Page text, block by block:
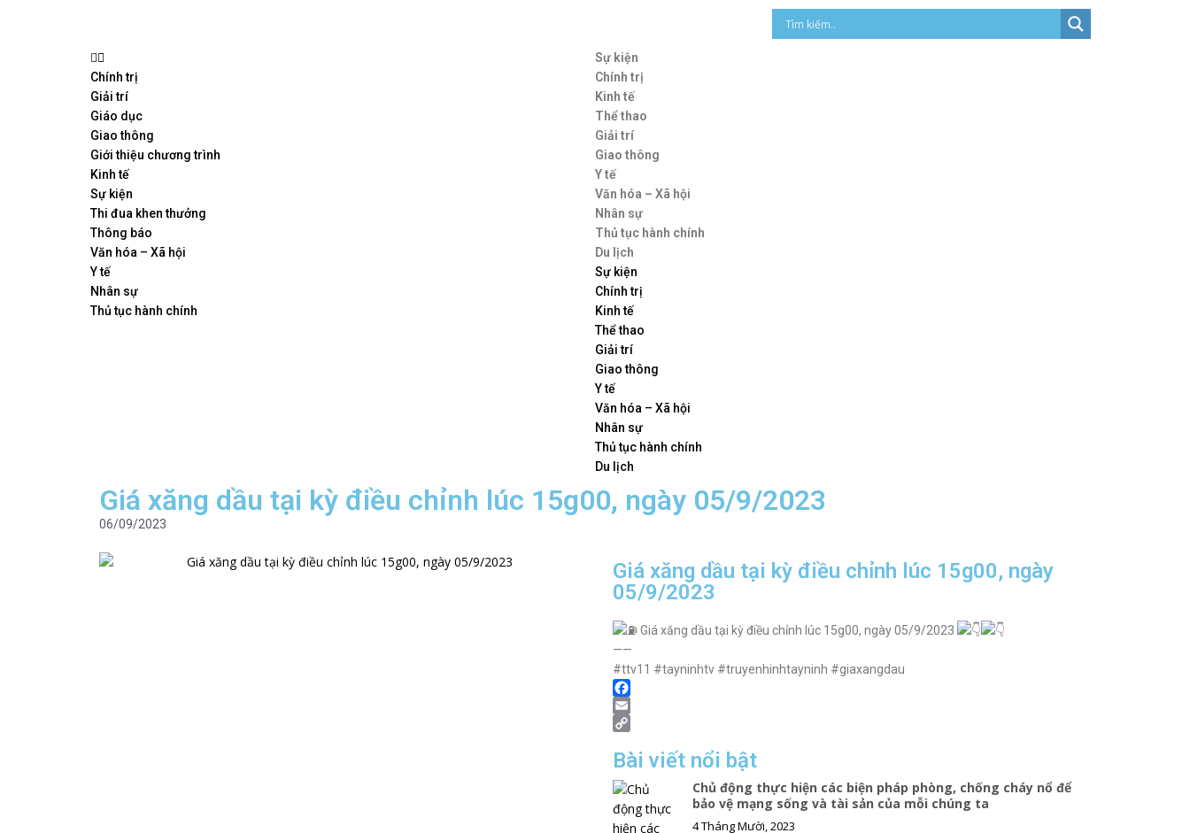
Chính trị
Giải trí
Giáo dục
Giao thông
Giới thiệu chương trình
Kinh tế
Sự kiện
Thi đua khen thưởng
Thông báo
Văn hóa – Xã hội
Y tế
Nhân sự
Thủ tục hành chính
Sự kiện
Chính trị
Kinh tế
Thể thao
Giải trí
Giao thông
Y tế
Văn hóa – Xã hội
Nhân sự
Thủ tục hành chính
Du lịch
Sự kiện
Chính trị
Kinh tế
Thể thao
Giải trí
Giao thông
Y tế
Văn hóa – Xã hội
Nhân sự
Thủ tục hành chính
Du lịch
Giá xăng dầu tại kỳ điều chỉnh lúc 15g00, ngày 05/9/2023
06/09/2023
Giá xăng dầu tại kỳ điều chỉnh lúc 15g00, ngày
05/9/2023
Giá xăng dầu tại kỳ điều chỉnh lúc 15g00, ngày 05/9/2023
——
#ttv11 #tayninhtv #truyenhinhtayninh #giaxangdau
F
a
e
o
o
k
E
a
l
o
y
L
i
Bài viết nổi bật
Chủ động thực hiện các biện pháp phòng, chống cháy nổ để
bảo vệ mạng sống và tài sản của mỗi chúng ta
4 Tháng Mười, 2023